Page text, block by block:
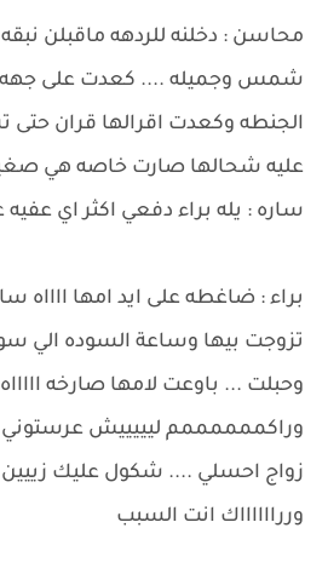
محاسن : دخلنه للردهه ماقبلن
شمس وجميله .... كعدت على
الجنطه وكعدت اقرالها قران
عليه شحالها صارت خاصه هي
ساره : يله براء دفعي اكثر اي عفيه
براء : ضاغطه على ايد امها ااااه
تزوجت بيها وساعة السوده الي
وحبلت ... باوعت لامها صارخه
وراكممممممم ليييييش عرستوني
زواج احسلي .... شكول عليك زييين
وررااااااك انت السبب